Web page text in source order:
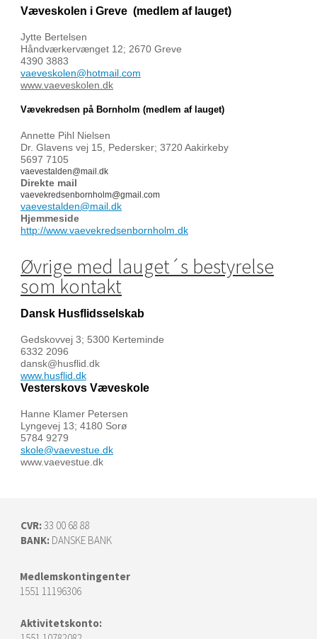
Væveskolen i Greve (medlem af lauget)
Jytte Bertelsen
Håndværkervænget 12; 2670 Greve
4390 3883
vaeveskolen@hotmail.com
www.vaeveskolen.dk
Vævekredsen på Bornholm (medlem af lauget)
Annette Pihl Nielsen
Dr. Glavens vej 15, Pedersker; 3720 Aakirkeby
5697 7105
vaevestalden@mail.dk
Direkte mail
vaevekredsenbornholm@gmail.com
vaevestalden@mail.dk
Hjemmeside
http://www.vaevekredsenbornholm.dk
Øvrige med lauget´s bestyrelse
som kontakt
Dansk Husflidsselskab
Gedskovvej 3; 5300 Kerteminde
6332 2096
dansk@husflid.dk
www.husflid.dk
Vesterskovs Væveskole
Hanne Klamer Petersen
Lyngevej 13; 4180 Sorø
5784 9279
skole@vaevestue.dk
www.vaevestue.dk
CVR:33 00 68 88
BANK: DANSKE BANK
Medlemskontingenter
1551 11196306
Aktivitetskonto: